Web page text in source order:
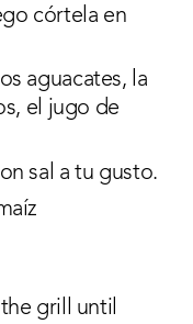
córtela en
aguacates, la
el jugo de
sal a tu gusto.
grill until